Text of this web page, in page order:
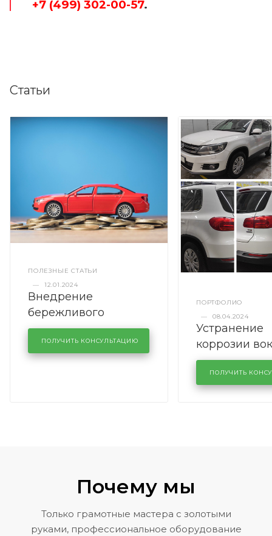
+7 (499) 302-00-57.
Статьи
ПОЛЕЗНЫЕ СТАТЬИ
—
12.01.2024
Внедрение
бережливого
производства в
кузовном сервисе
KUTUZOVV
ПОЛУЧИТЬ КОНСУЛЬТАЦИЮ
ПОРТФОЛИО
—
08.04.2024
Устранение
коррозии
лобового
районе
Volkswagen
ПОЛУЧИТЬ
Почему мы
Только грамотные мастера с золотыми
руками, профессиональное оборудование